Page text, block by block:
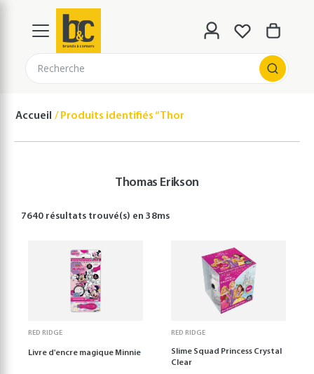
Recherche
Accueil Produits identifiés “Thomas Erikson”
Thomas Erikson
7640 résultats trouvé(s) en38ms
RED RIDGE
Livre d'encre magique Minnie
RED RIDGE
Slime Squad Princess Crystal
Clear